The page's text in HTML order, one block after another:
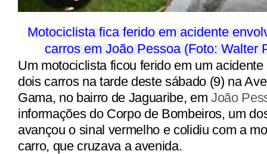
Motociclista fica ferido em acidente
carros em João Pessoa (Foto: Walter
Um motociclista ficou ferido em um
dois carros na tarde deste sábado (9) na
Gama, no bairro de Jaguaribe, em João
informações do Corpo de Bombeiros, um
avançou o sinal vermelho e colidiu com a
carro, que cruzava a avenida.